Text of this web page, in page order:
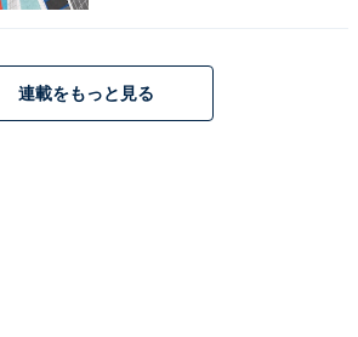
農園さんのはるみ米と黒米を使った
連載をもっと見る